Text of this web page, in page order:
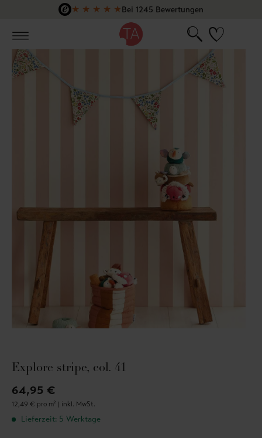
Zum Hauptinhalt springen
★ ★ ★ ★ ★Bei 1245 Bewertungen
Explore stripe, col. 41
64,95 €
12,49 € pro m² | inkl. MwSt.
Lieferzeit: 5 Werktage